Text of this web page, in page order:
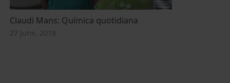
Claudi Mans: Química quotidiana
27 June, 2018